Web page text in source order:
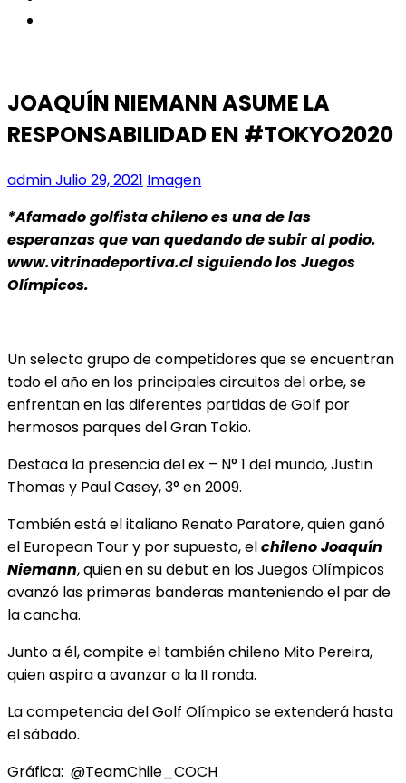
JOAQUÍN NIEMANN ASUME LA
RESPONSABILIDAD EN #TOKYO2020
adminJulio 29, 2021 Imagen
*Afamado golfista chileno es una de las
esperanzas que van quedando de subir al podio.
www.vitrinadeportiva.cl siguiendo los Juegos
Olímpicos.
Un selecto grupo de competidores que se encuentran
todo el año en los principales circuitos del orbe, se
enfrentan en las diferentes partidas de Golf por
hermosos parques del Gran Tokio.
Destaca la presencia del ex – N° 1 del mundo, Justin
Thomas y Paul Casey, 3° en 2009.
También está el italiano Renato Paratore, quien ganó
el European Tour y por supuesto, elchilenoJoaquín
Niemann, quien en su debut en los Juegos Olímpicos
avanzó las primeras banderas manteniendo el par de
la cancha.
Junto a él, compite el también chileno Mito Pereira,
quien aspira a avanzar a la II ronda.
La competencia del Golf Olímpico se extenderá hasta
el sábado.
Gráfica: @TeamChile_COCH